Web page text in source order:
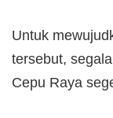
Untuk
tersebut,
Cepu Raya